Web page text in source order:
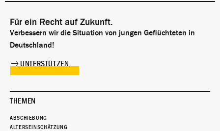
Für ein Recht auf Zukunft.
Verbessern wir die Situation von jungen Geflüchteten in
Deutschland!
UNTERSTÜTZEN
THEMEN
ABSCHIEBUNG
ALTERSEINSCHÄTZUNG